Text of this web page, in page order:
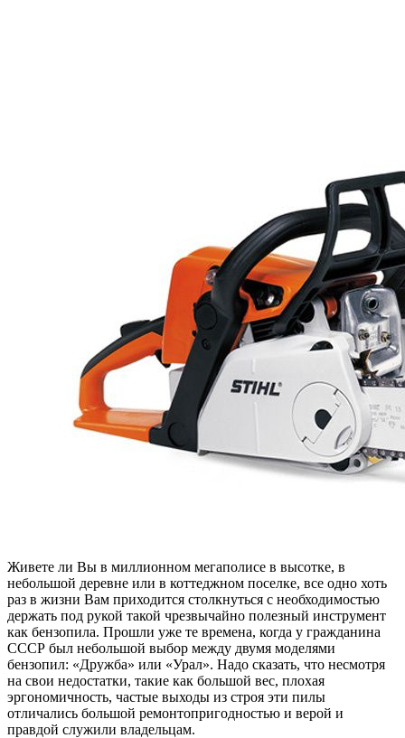
Живете ли Вы в миллионном мегаполисе в высотке, в
небольшой деревне или в коттеджном поселке, все одно хоть
раз в жизни Вам приходится столкнуться с необходимостью
держать под рукой такой чрезвычайно полезный инструмент
как бензопила. Прошли уже те времена, когда у гражданина
СССР был небольшой выбор между двумя моделями
бензопил: «Дружба» или «Урал». Надо сказать, что несмотря
на свои недостатки, такие как большой вес, плохая
эргономичность, частые выходы из строя эти пилы
отличались большой ремонтопригодностью и верой и
правдой служили владельцам.